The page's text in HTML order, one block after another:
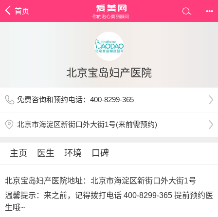
首页 •••
北京宝岛妇产医院
免费咨询和预约电话：400-8299-365
北京市海淀区新街口外大街1号(来前需预约)
主页 医生 环境 口碑
北京宝岛妇产医院地址：北京市海淀区新街口外大街1号
温馨提示：来之前，记得拨打电话 400-8299-365 提前预约医
生哦~